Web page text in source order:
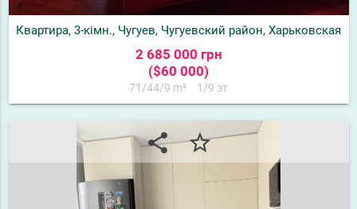
Квартира, 3-кімн., Чугуев, Чугуевский район, Харьковская
2 685 000 грн
($60 000)
71/44/9 m² 1/9 эт
share star_border